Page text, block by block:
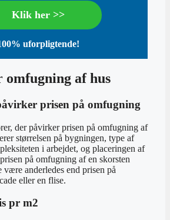
Klik her >>
uforpligtende!
omfugning af hus
prisen på omfugning
der påvirker prisen på omfugning af
størrelsen på bygningen, type af
i arbejdet, og placeringen af
på omfugning af en skorsten
være anderledes end prisen på
eller en flise.
pr m2